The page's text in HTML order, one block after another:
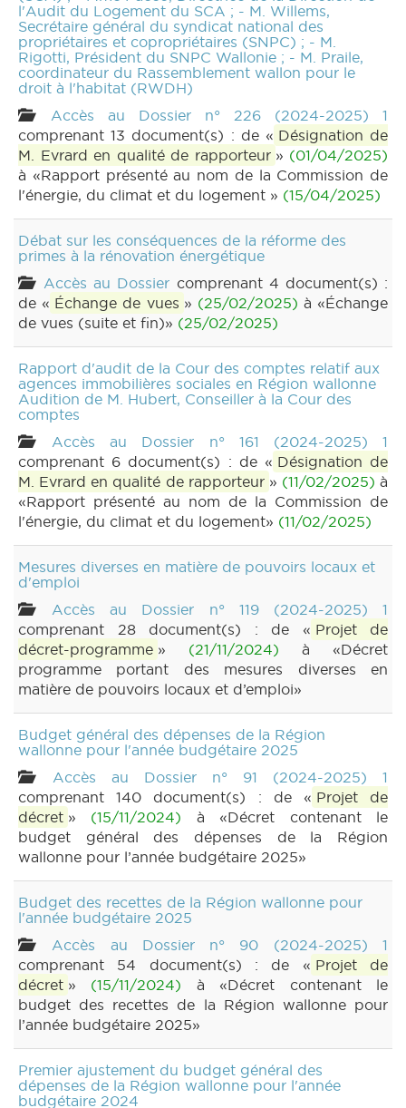
l'Audit du Logement du SCA ; - M. Willems,
Secrétaire général du syndicat national des
propriétaires et copropriétaires (SNPC) ; - M.
Rigotti, Président du SNPC Wallonie ; - M. Praile,
coordinateur du Rassemblement wallon pour le
droit à l'habitat (RWDH)
Accès au Dossier n° 226 (2024-2025) 1
comprenant 13 document(s) : de « Désignation de
M. Evrard en qualité de rapporteur » (01/04/2025)
à «Rapport présenté au nom de la Commission de
l'énergie, du climat et du logement » (15/04/2025)
Débat sur les conséquences de la réforme des
primes à la rénovation énergétique
Accès au Dossier comprenant 4 document(s) :
de « Échange de vues » (25/02/2025) à «Échange
de vues (suite et fin)» (25/02/2025)
Rapport d'audit de la Cour des comptes relatif aux
agences immobilières sociales en Région wallonne
Audition de M. Hubert, Conseiller à la Cour des
comptes
Accès au Dossier n° 161 (2024-2025) 1
comprenant 6 document(s) : de « Désignation de
M. Evrard en qualité de rapporteur » (11/02/2025) à
«Rapport présenté au nom de la Commission de
l'énergie, du climat et du logement» (11/02/2025)
Mesures diverses en matière de pouvoirs locaux et
d'emploi
Accès au Dossier n° 119 (2024-2025) 1
comprenant 28 document(s) : de « Projet de
décret-programme » (21/11/2024) à «Décret
programme portant des mesures diverses en
matière de pouvoirs locaux et d’emploi»
Budget général des dépenses de la Région
wallonne pour l'année budgétaire 2025
Accès au Dossier n° 91 (2024-2025) 1
comprenant 140 document(s) : de « Projet de
décret » (15/11/2024) à «Décret contenant le
budget général des dépenses de la Région
wallonne pour l’année budgétaire 2025»
Budget des recettes de la Région wallonne pour
l'année budgétaire 2025
Accès au Dossier n° 90 (2024-2025) 1
comprenant 54 document(s) : de « Projet de
décret » (15/11/2024) à «Décret contenant le
budget des recettes de la Région wallonne pour
l’année budgétaire 2025»
Premier ajustement du budget général des
dépenses de la Région wallonne pour l'année
budgétaire 2024